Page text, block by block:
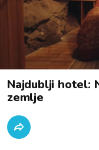
Najdublji hotel:
zemlje